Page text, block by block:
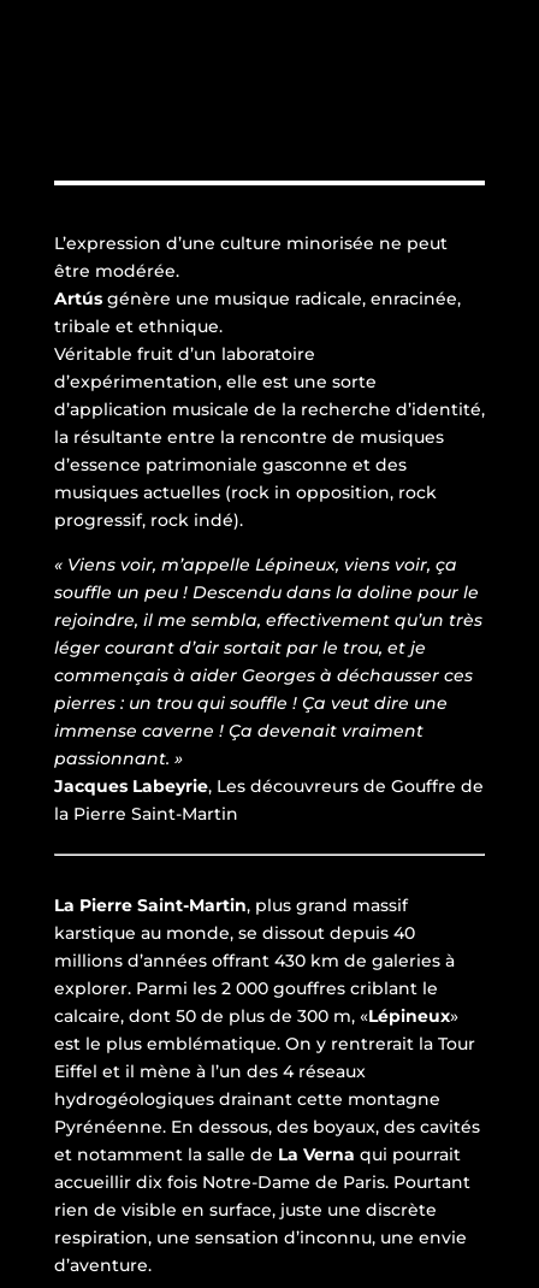
L’expression d’une culture minorisée ne peut
être modérée.
Artúsgénère une musique radicale, enracinée,
tribale et ethnique.
Véritable fruit d’un laboratoire
d’expérimentation, elle est une sorte
d’application musicale de la recherche d’identité,
la résultante entre la rencontre de musiques
d’essence patrimoniale gasconne et des
musiques actuelles (rock in opposition, rock
progressif, rock indé).
« Viens voir, m’appelle Lépineux, viens voir, ça
souffle un peu ! Descendu dans la doline pour le
rejoindre, il me sembla, effectivement qu’un très
léger courant d’air sortait par le trou, et je
commençais à aider Georges à déchausser ces
pierres : un trou qui souffle ! Ça veut dire une
immense caverne ! Ça devenait vraiment
passionnant. »
Jacques Labeyrie, Les découvreurs de Gouffre de
la Pierre Saint-Martin
La Pierre Saint-Martin, plus grand massif
karstique au monde, se dissout depuis 40
millions d’années offrant 430 km de galeries à
explorer. Parmi les 2 000 gouffres criblant le
calcaire, dont 50 de plus de 300 m, «Lépineux»
est le plus emblématique. On y rentrerait la Tour
Eiffel et il mène à l’un des 4 réseaux
hydrogéologiques drainant cette montagne
Pyrénéenne. En dessous, des boyaux, des cavités
et notamment la salle de La Verna qui pourrait
accueillir dix fois Notre-Dame de Paris. Pourtant
rien de visible en surface, juste une discrète
respiration, une sensation d’inconnu, une envie
d’aventure.